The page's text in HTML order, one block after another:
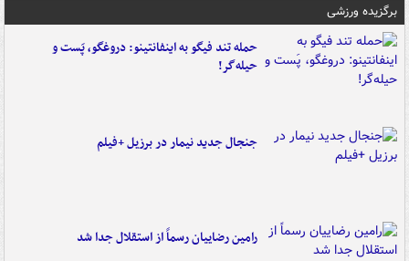
برگزیده ورزشی
حمله تند فیگو به اینفانتینو: دروغگو، پَست‌ و
حیله‌گر!
جنجال جدید نیمار در برزیل +فیلم
رامین رضاییان رسماً از استقلال جدا شد